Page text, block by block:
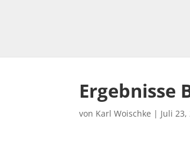
Ergebnisse
von Karl Woischke | Juli 23,